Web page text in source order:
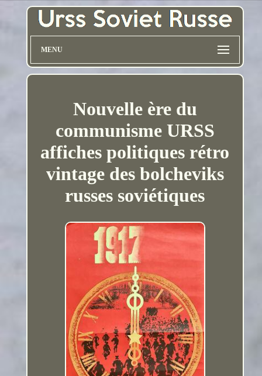
MENU
Nouvelle ère du
communisme URSS
affiches politiques rétro
vintage des bolcheviks
russes soviétiques